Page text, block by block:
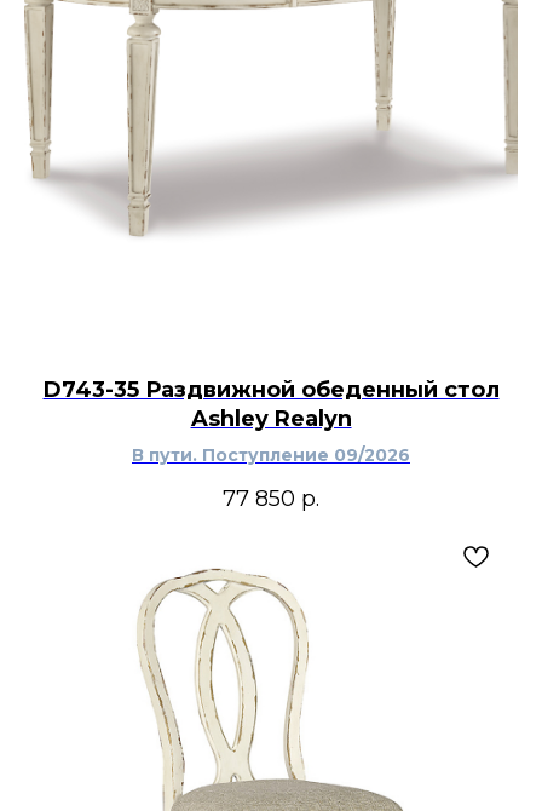
D743-35 Раздвижной обеденный стол
Ashley Realyn
В пути. Поступление 09/2026
77 850 р.